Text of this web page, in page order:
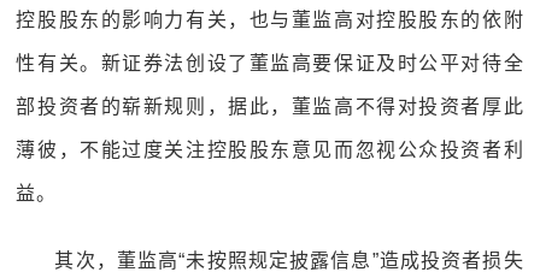
控股股东的影响力有关，也与董监高对控股股东的依附
性有关。新证券法创设了董监高要保证及时公平对待全
部投资者的崭新规则，据此，董监高不得对投资者厚此
薄彼，不能过度关注控股股东意见而忽视公众投资者利
益。
其次，董监高“未按照规定披露信息”造成投资者损失